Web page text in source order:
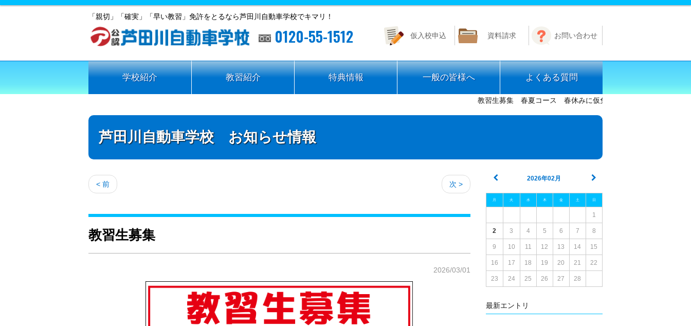
「親切」「確実」「早い教習」免許をとるなら芦田川自動車学校でキマリ！
0120-55-1512 仮入校申込 資料請求 お問い合わせ
学校紹介 教習紹介 特典情報 一般の皆様へ よくある質問
教習生募集 春夏コース 春休みに仮免許取得夏休みに残りの教習
芦田川自動車学校 お知らせ情報
< 前 次 >
教習生募集
2026/03/01
2026年02月
月 火 水 木 金 土 日
1
2 3 4 5 6 7 8
9 10 11 12 13 14 15
16 17 18 19 20 21 22
23 24 25 26 27 28
最新エントリ